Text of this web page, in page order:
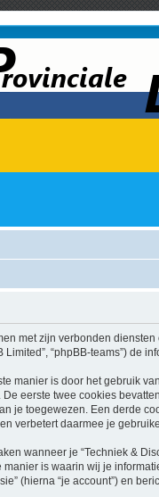
met zijn verbonden diensten
Limited”, “phpBB-teams”)
manier is door het gebruik
eerste twee cookies
je toegewezen. Een derde
verbetert daarmee je
wanneer je “Techniek &
is waarin wij je
(hierna “je account”) en